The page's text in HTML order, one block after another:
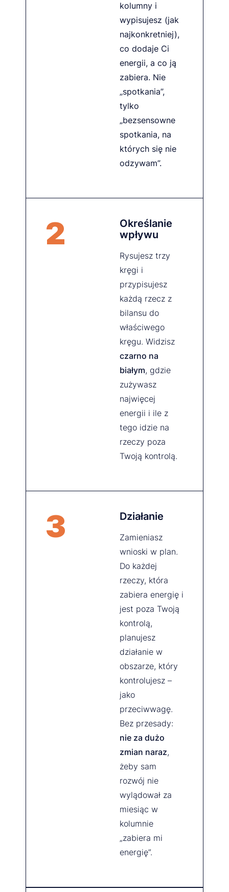
kolumny i
wypisujesz (jak
najkonkretniej),
co dodaje Ci
energii, a co ją
zabiera. Nie
„spotkania”,
tylko
„bezsensowne
spotkania, na
których się nie
odzywam”.
2
Określanie
wpływu
Rysujesz trzy
kręgi i
przypisujesz
każdą rzecz z
bilansu do
właściwego
kręgu. Widzisz
czarno na
białym, gdzie
zużywasz
najwięcej
energii i ile z
tego idzie na
rzeczy poza
Twoją kontrolą.
3 Działanie
Zamieniasz
wnioski w plan.
Do każdej
rzeczy, która
zabiera energię i
jest poza Twoją
kontrolą,
planujesz
działanie w
obszarze, który
kontrolujesz –
jako
przeciwwagę.
Bez przesady:
nie za dużo
zmian naraz,
żeby sam
rozwój nie
wylądował za
miesiąc w
kolumnie
„zabiera mi
energię”.